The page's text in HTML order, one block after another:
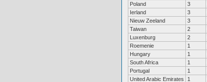
Poland
3
Ierland
3
Nieuw Zeeland
3
Taiwan
2
Luxenburg
2
Roemenie
1
Hungary
1
South Africa
1
Portugal
1
United Arabic Emirates
1